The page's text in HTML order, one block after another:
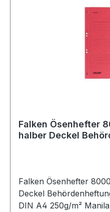
Falken Ösenhefter
halber Deckel
Falken Ösenhefter
Deckel
DIN A4 250g/m²